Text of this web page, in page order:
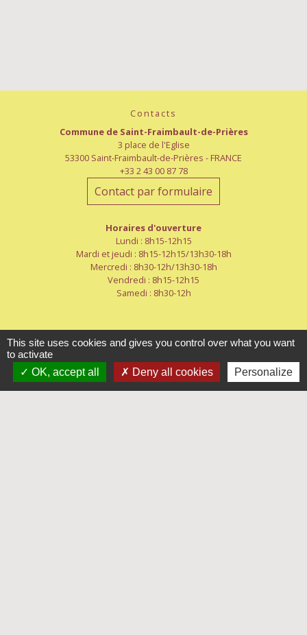
Contacts
Commune de Saint-Fraimbault-de-Prières
3 place de l'Eglise
53300 Saint-Fraimbault-de-Prières - FRANCE
+33 2 43 00 87 78
Contact par formulaire
Horaires d'ouverture
Lundi : 8h15-12h15
Mardi et jeudi : 8h15-12h15/13h30-18h
Mercredi : 8h30-12h/13h30-18h
Vendredi : 8h15-12h15
Samedi : 8h30-12h
Liens
This site uses cookies and gives you control over what you want
to activate
OK, accept all
Deny all cookies Personalize